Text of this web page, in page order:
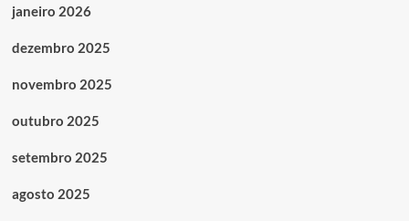
janeiro 2026
dezembro 2025
novembro 2025
outubro 2025
setembro 2025
agosto 2025